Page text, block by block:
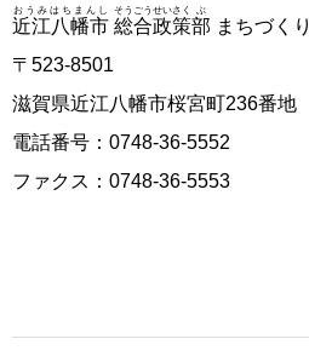
近江八幡市
おうみはちまんし
総合
そうごう
政策
せいさく
部
ぶ
まちづくり
〒523-8501
滋賀県近江八幡市桜宮町236番地
電話番号：0748-36-5552
ファクス：0748-36-5553